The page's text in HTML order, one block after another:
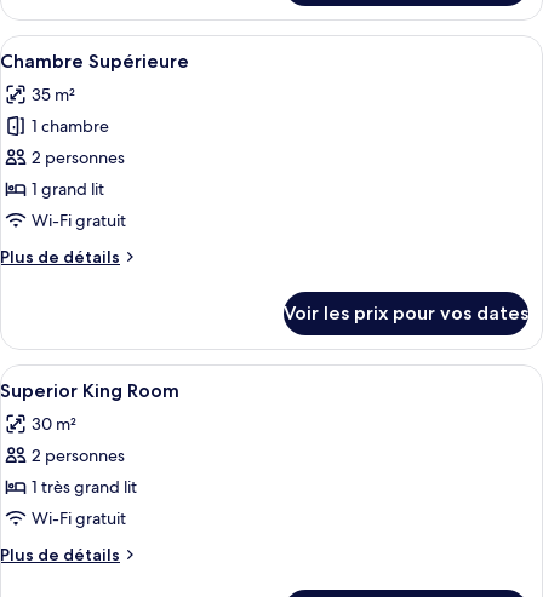
avec
lits
jumeaux
le
type
de
Chambre
Exécutive
lits
jumeaux
Afficher
toutes
les
photos
pour
ce
type
chambre :
Une chambre d’hôtel avec un
4
Chambre Supérieure
35 m²
1 chambre
2 personnes
1 grand lit
Wi-Fi gratuit
Plus de détails
Plus
le
type
de
chambre
Chambre
Supérieure
Voir les prix pour vos dates
Afficher
toutes
les
photos
pour
ce
type
de
Une chambre d’hôtel équipée d’un
6
Superior King Room
30 m²
2 personnes
1 très grand lit
Wi-Fi gratuit
Plus de détails
Plus